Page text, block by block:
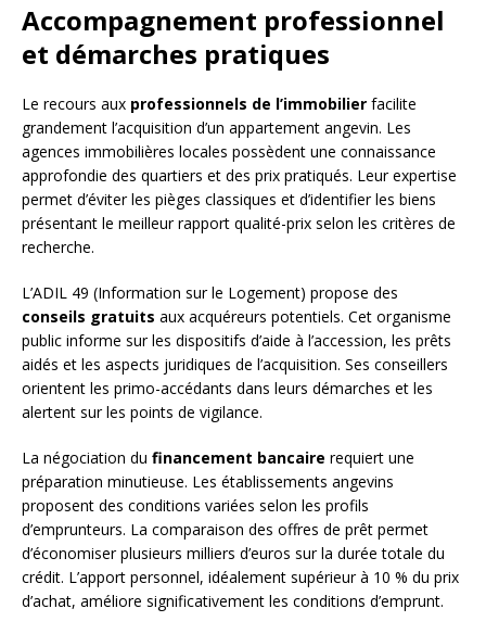
Accompagnement professionnel
et démarches pratiques
Le recours aux professionnels de l’immobilier facilite
grandement l’acquisition d’un appartement angevin. Les
agences immobilières locales possèdent une connaissance
approfondie des quartiers et des prix pratiqués. Leur expertise
permet d’éviter les pièges classiques et d’identifier les biens
présentant le meilleur rapport qualité-prix selon les critères de
recherche.
L’ADIL 49 (Information sur le Logement) propose des
conseils gratuits aux acquéreurs potentiels. Cet organisme
public informe sur les dispositifs d’aide à l’accession, les prêts
aidés et les aspects juridiques de l’acquisition. Ses conseillers
orientent les primo-accédants dans leurs démarches et les
alertent sur les points de vigilance.
La négociation du financement bancaire requiert une
préparation minutieuse. Les établissements angevins
proposent des conditions variées selon les profils
d’emprunteurs. La comparaison des offres de prêt permet
d’économiser plusieurs milliers d’euros sur la durée totale du
crédit. L’apport personnel, idéalement supérieur à 10 % du prix
d’achat, améliore significativement les conditions d’emprunt.